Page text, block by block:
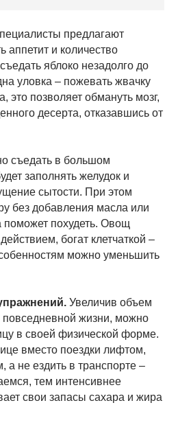
предлагают
аппетит и количество
яблоко незадолго до
уловка – пожевать жвачку
это позволяет обмануть мозг,
десерта, отказавшись от
съедать в большом
заполнять желудок и
сытости. При этом
без добавления масла или
поможет похудеть. Овощ
богат клетчаткой –
можно уменьшить
Увеличив объем
повседневной жизни, можно
в своей физической форме.
вместо поездки лифтом,
а не ездить в транспорте –
тем интенсивнее
свои запасы сахара и жира